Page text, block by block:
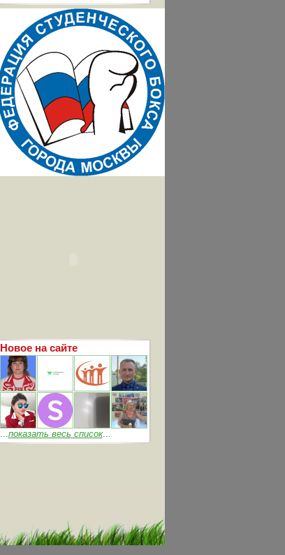
Новое на сайте
...показать весь список...